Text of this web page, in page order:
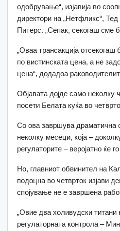
одобрување“, изјавија во
директори на „Нетфликс“,
Питерс. „Сепак, секогаш сме
„Оваа трансакција
по вистинската цена, а не
цена“, додадоа
Објавата дојде само неколку
посети Белата куќа во
Со ова завршува драматична
неколку месеци, која –
регулаторите – веројатно ќе
Но, главниот обвинител на
подоцна во четврток изјави
спојување не е завршена
„Овие два холивудски титани
регулаторната контрола –